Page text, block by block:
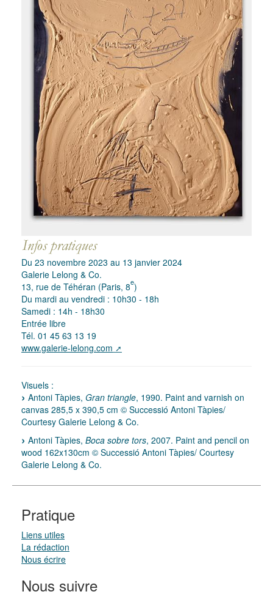
Du 23 novembre 2023 au 13 janvier 2024
Galerie Lelong & Co.
13, rue de Téhéran (Paris, 8e)
Du mardi au vendredi : 10h30 - 18h
Samedi : 14h - 18h30
Entrée libre
Tél. 01 45 63 13 19
www.galerie-lelong.com
Visuels :
Antoni Tàpies, Gran triangle, 1990. Paint and varnish on
canvas 285,5 x 390,5 cm © Successió Antoni Tàpies/
Courtesy Galerie Lelong & Co.
Antoni Tàpies, Boca sobre tors, 2007. Paint and pencil on
wood 162x130cm © Successió Antoni Tàpies/ Courtesy
Galerie Lelong & Co.
Pratique
Liens utiles
La rédaction
Nous écrire
Nous suivre